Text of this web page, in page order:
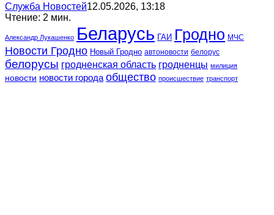
Служба Новостей12.05.2026, 13:18
Чтение: 2 мин.
Александр Лукашенко Беларусь ГАИ Гродно МЧС
Новости Гродно Новый Гродно автоновости белорус
белорусы гродненская область гродненцы милиция
новости новости города общество происшествие транспорт